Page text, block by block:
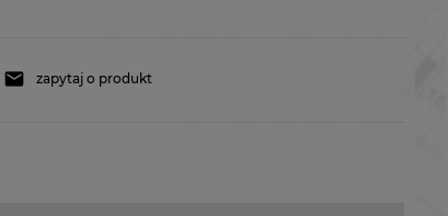
zapytaj o produkt